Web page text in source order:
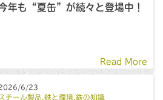
年も“夏缶”が続々と登場中！
Read More
6/23
チール製品 ,鉄と環境 ,鉄の知識